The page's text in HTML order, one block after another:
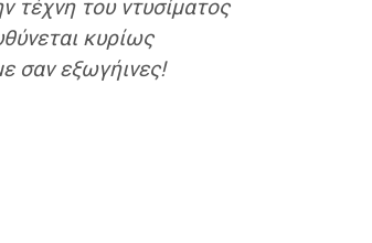
τέχνη του ντυσίματος
κυρίως
σαν εξωγήινες!